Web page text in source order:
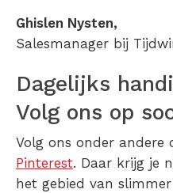
Ghislen Nysten,
Salesmanager bij
Dagelijks
Volg ons op
Volg ons onder andere
Pinterest. Daar krijg je
het gebied van